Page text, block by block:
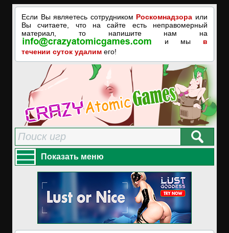
Если Вы являетесь сотрудником Роскомнадзора или
Вы считаете, что на сайте есть неправомерный
материал, то напишите нам на
и мы в
течении суток удалим его!
Показать меню